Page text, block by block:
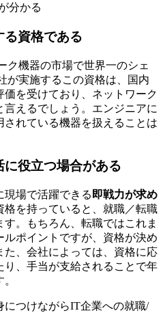
分かる
資格である
ク機器の市場で世界一のシェ
が実施するこの資格は、国内
を受けており、ネットワーク
えるでしょう。エンジニアに
されている機器を扱えることは
役立つ場合がある
現場で活躍できる 即戦力が求め
格を持っていると、就職／転職
。もちろん、転職ではこれま
ポイントですが、 資格が決め
た、会社によっては、資格に応
り、手当が支給されることで年
につけながらIT企業への就職/